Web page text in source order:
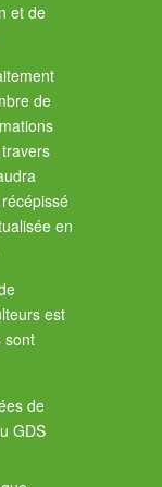
et de
de
en
est
sont
de
GDS